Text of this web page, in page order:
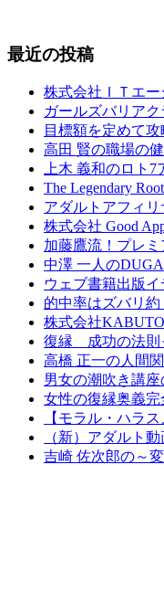
最近の投稿
株式会社ＩＴエ
ガールズバリア
目標額を定めて
高田 賢の職場の
上木 義和のロト
The Legendary
アダルトアフィ
株式会社 Good
加藤鷹流！プレ
中澤 一人の
ウェブ書籍出版
的中率はズバリ
株式会社
復縁 成功の法則
高橋 正一の人間
男女の潮吹き講
女性の復縁奥義
【モラル・ハラ
（新）アダルト
吉崎 佐次郎の～